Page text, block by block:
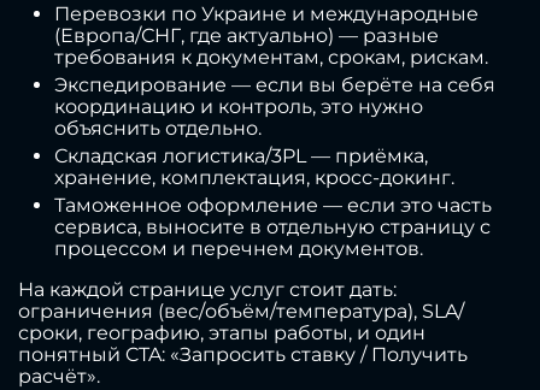
Перевозки по Украине и международные
(Европа/СНГ, где актуально) — разные
требования к документам, срокам, рискам.
Экспедирование — если вы берёте на себя
координацию и контроль, это нужно
объяснить отдельно.
Складская логистика/3PL — приёмка,
хранение, комплектация, кросс-докинг.
Таможенное оформление — если это часть
сервиса, выносите в отдельную страницу с
процессом и перечнем документов.
На каждой странице услуг стоит дать:
ограничения (вес/объём/температура), SLA/
сроки, географию, этапы работы, и один
понятный CTA: «Запросить ставку / Получить
расчёт».